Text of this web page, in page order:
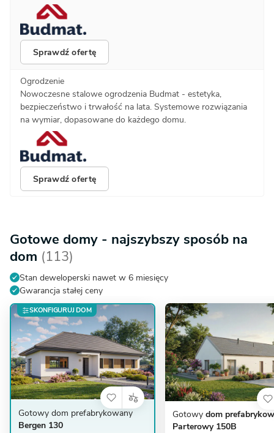
Sprawdź ofertę
Ogrodzenie
Nowoczesne stalowe ogrodzenia Budmat - estetyka,
bezpieczeństwo i trwałość na lata. Systemowe rozwiązania
na wymiar, dopasowane do każdego domu.
Sprawdź ofertę
Gotowe domy - najszybszy sposób na
dom (113)
Stan deweloperski nawet w 6 miesięcy
Gwarancja stałej ceny
SKONFIGURUJ DOM
Gotowy dom prefabrykowany
Bergen 130
Gotowy dom
Parterowy 150B